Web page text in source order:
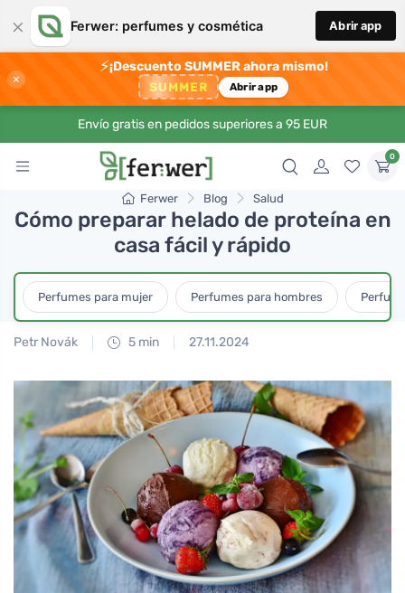
× Ferwer: perfumes y cosmética Abrir app
×
⚡¡Descuento SUMMER ahora mismo!
SUMMER Abrir app
Envío gratis en pedidos superiores a 95 EUR
0
Ferwer Blog Salud
Cómo preparar helado de proteína en
casa fácil y rápido
Perfumes para mujer Perfumes para hombres
Petr Novák 5 min 27.11.2024